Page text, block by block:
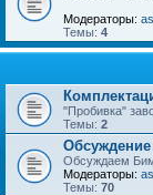
Модераторы:
Темы: 4
"Пробивка"
Темы: 2
Обсуждаем
Модераторы:
Темы: 70